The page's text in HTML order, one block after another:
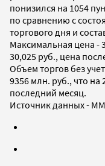
понизился на 1054
по сравнению с
торгового дня и
Максимальная цена -
30,025 руб., цена
Объем торгов без
9356 млн. руб., что на
последний месяц.
Источник данных -